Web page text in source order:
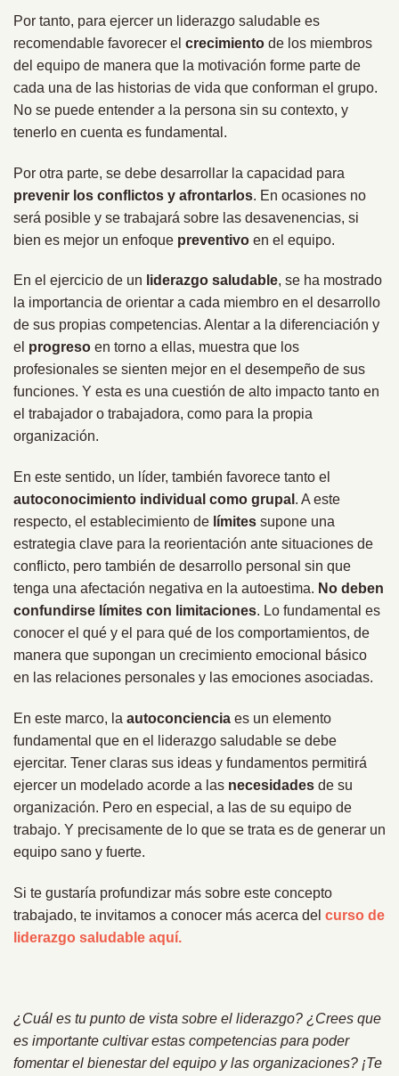
Por tanto, para ejercer un liderazgo saludable es
recomendable favorecer el crecimiento de los miembros
del equipo de manera que la motivación forme parte de
cada una de las historias de vida que conforman el grupo.
No se puede entender a la persona sin su contexto, y
tenerlo en cuenta es fundamental.
Por otra parte, se debe desarrollar la capacidad para
prevenir los conflictos y afrontarlos. En ocasiones no
será posible y se trabajará sobre las desavenencias, si
bien es mejor un enfoque preventivo en el equipo.
En el ejercicio de un liderazgo saludable, se ha mostrado
la importancia de orientar a cada miembro en el desarrollo
de sus propias competencias. Alentar a la diferenciación y
el progreso en torno a ellas, muestra que los
profesionales se sienten mejor en el desempeño de sus
funciones. Y esta es una cuestión de alto impacto tanto en
el trabajador o trabajadora, como para la propia
organización.
En este sentido, un líder, también favorece tanto el
autoconocimiento individual como grupal . A este
respecto, el establecimiento de límites supone una
estrategia clave para la reorientación ante situaciones de
conflicto, pero también de desarrollo personal sin que
tenga una afectación negativa en la autoestima. No deben
confundirse límites con limitaciones. Lo fundamental es
conocer el qué y el para qué de los comportamientos, de
manera que supongan un crecimiento emocional básico
en las relaciones personales y las emociones asociadas.
En este marco, la autoconciencia es un elemento
fundamental que en el liderazgo saludable se debe
ejercitar. Tener claras sus ideas y fundamentos permitirá
ejercer un modelado acorde a las necesidades de su
organización. Pero en especial, a las de su equipo de
trabajo. Y precisamente de lo que se trata es de generar un
equipo sano y fuerte.
Si te gustaría profundizar más sobre este concepto
trabajado, te invitamos a conocer más acerca del curso de
liderazgo saludable aquí.
¿Cuál es tu punto de vista sobre el liderazgo? ¿Crees que
es importante cultivar estas competencias para poder
fomentar el bienestar del equipo y las organizaciones? ¡Te